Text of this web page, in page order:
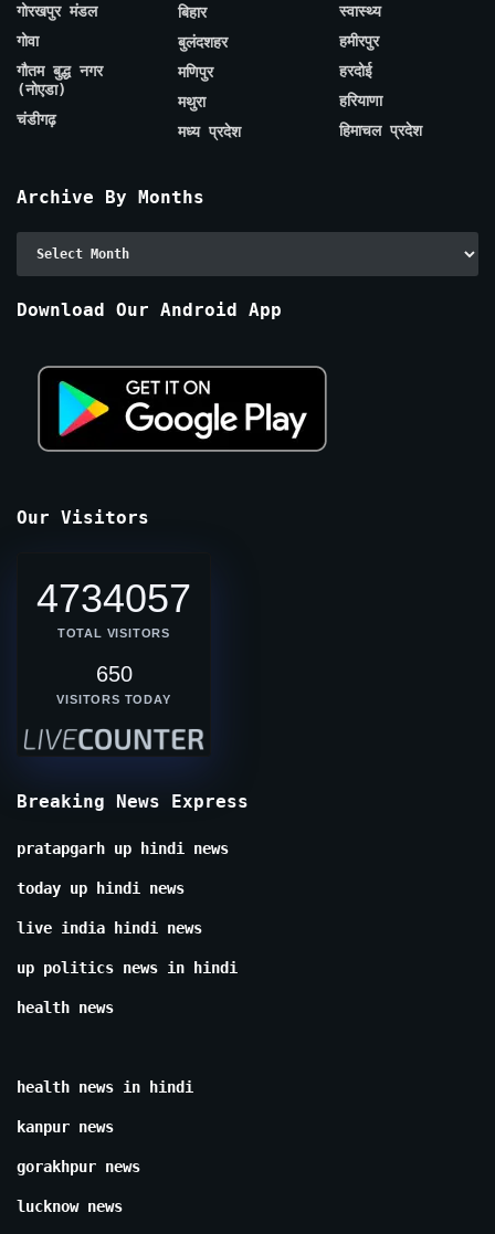
गोरखपुर मंडल
गोवा
गौतम बुद्ध नगर
(नोएडा)
चंडीगढ़
बिहार
बुलंदशहर
मणिपुर
मथुरा
मध्य प्रदेश
स्वास्थ्य
हमीरपुर
हरदोई
हरियाणा
हिमाचल प्रदेश
Archive By Months
Download Our Android App
Our Visitors
4734057
TOTAL VISITORS
650
VISITORS TODAY
Breaking News Express
pratapgarh up hindi news
today up hindi news
live india hindi news
up politics news in hindi
health news
health news in hindi
kanpur news
gorakhpur news
lucknow news